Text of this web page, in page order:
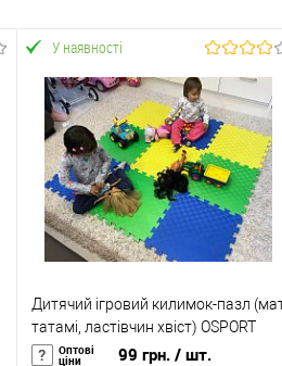
У наявності
Дитячий ігровий килимок-пазл
татамі, ластівчин хвіст) OSPORT
50см х 50см товщина 10мм (FI-
Оптові
ціни 99 грн. / шт.